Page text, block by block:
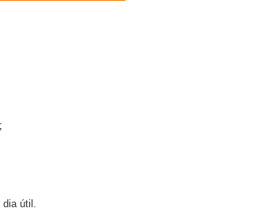
dia útil.